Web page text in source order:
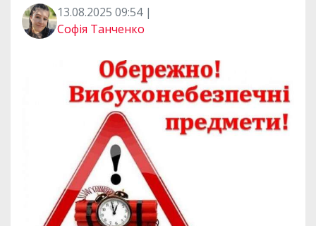
13.08.2025 09:54 |
Софія Танченко